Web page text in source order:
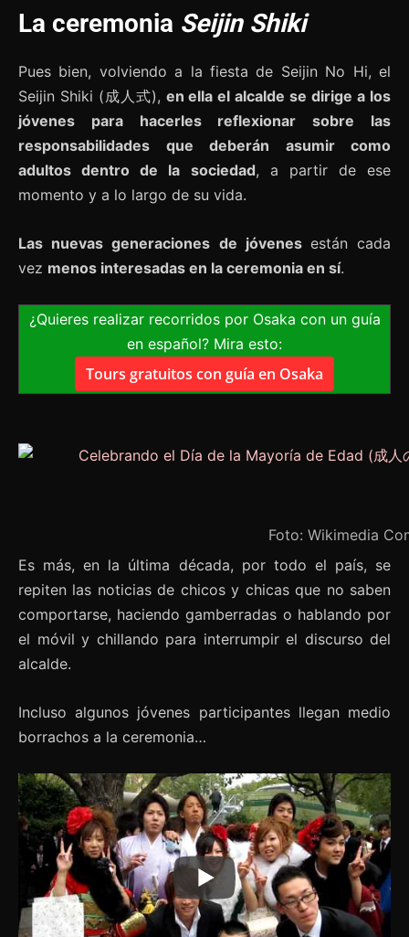
La ceremonia Seijin Shiki
Pues bien, volviendo a la fiesta de Seijin No Hi, el
Seijin Shiki (成人式), en ella el alcalde se dirige a los
jóvenes para hacerles reflexionar sobre las
responsabilidades que deberán asumir como
adultos dentro de la sociedad, a partir de ese
momento y a lo largo de su vida.
Las nuevas generaciones de jóvenes están cada
vez menos interesadas en la ceremonia en sí.
¿Quieres realizar recorridos por Osaka con un guía
en español? Mira esto:
Tours gratuitos con guía en Osaka
Foto: Wikimedia
Es más, en la última década, por todo el país, se
repiten las noticias de chicos y chicas que no saben
comportarse, haciendo gamberradas o hablando por
el móvil y chillando para interrumpir el discurso del
alcalde.
Incluso algunos jóvenes participantes llegan medio
borrachos a la ceremonia…